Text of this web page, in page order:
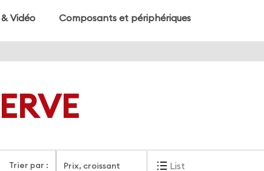
Vidéo Composants et périphériques
Trier par : Prix, croissant List